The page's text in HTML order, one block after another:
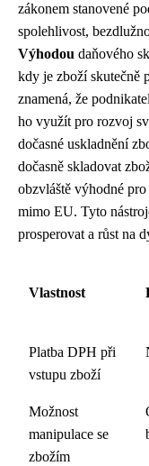
zákonem stanovené
spolehlivost,
Výhodou daňového
kdy je zboží skutečně
znamená, že
ho využít pro rozvoj
dočasné uskladnění
dočasně skladovat
obzvláště výhodné
mimo EU. Tyto
prosperovat a růst na
Vlastnost
Platba DPH při
vstupu zboží
Možnost
manipulace se
zbožím